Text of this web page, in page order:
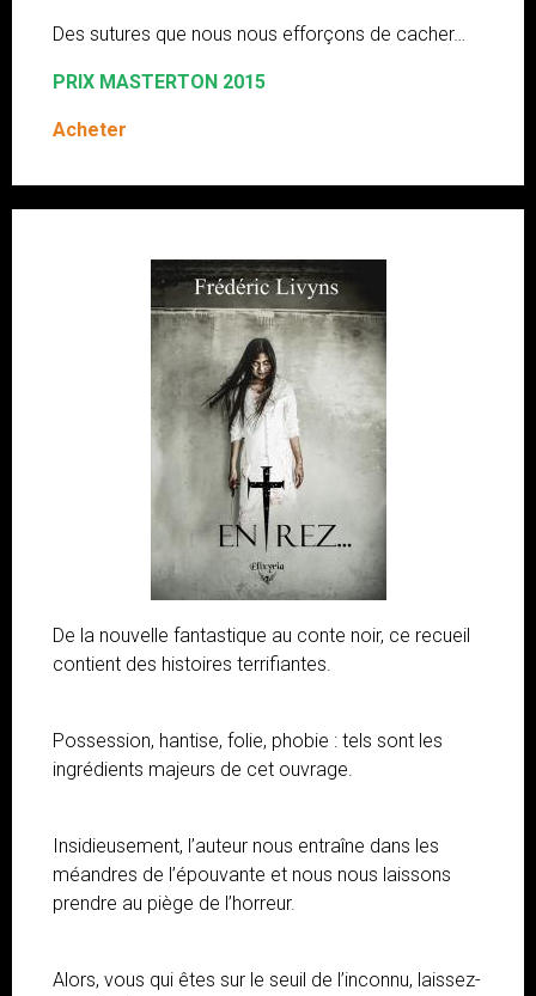
Des sutures que nous nous efforçons de cacher…
PRIX MASTERTON 2015
Acheter
De la nouvelle fantastique au conte noir, ce recueil
contient des histoires terrifiantes.
Possession, hantise, folie, phobie : tels sont les
ingrédients majeurs de cet ouvrage.
Insidieusement, l’auteur nous entraîne dans les
méandres de l’épouvante et nous nous laissons
prendre au piège de l’horreur.
Alors, vous qui êtes sur le seuil de l’inconnu, laissez-